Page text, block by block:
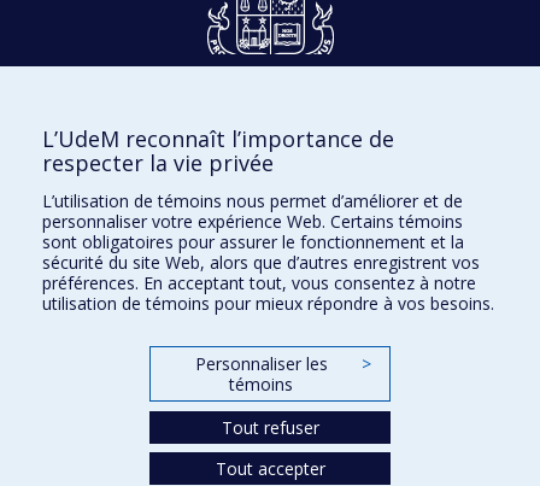
Accès protégé
Facebook|Twitter
LinkedIn|Instagram
L’UdeM reconnaît l’importance de
respecter la vie privée
L’utilisation de témoins nous permet d’améliorer et de
personnaliser votre expérience Web. Certains témoins
sont obligatoires pour assurer le fonctionnement et la
sécurité du site Web, alors que d’autres enregistrent vos
préférences. En acceptant tout, vous consentez à notre
utilisation de témoins pour mieux répondre à vos besoins.
Personnaliser les
témoins
>
Tout refuser
Tout accepter